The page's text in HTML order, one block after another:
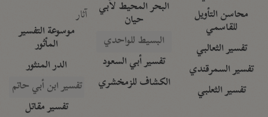
محاسن التأويل
للقاسمي
تفسير الثعالبي
تفسير السمرقندي
تفسير الثعلبي
البحر المحيط لأبي
حيان
البسيط للواحدي
تفسير أبي السعود
الكشاف للزمخشري
آثار
موسوعة التفسير
المأثور
الدر المنثور
تفسير ابن أبي حاتم
تفسير مقاتل